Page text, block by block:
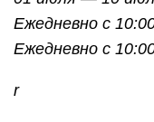
Ежедневно с
Ежедневно с
r